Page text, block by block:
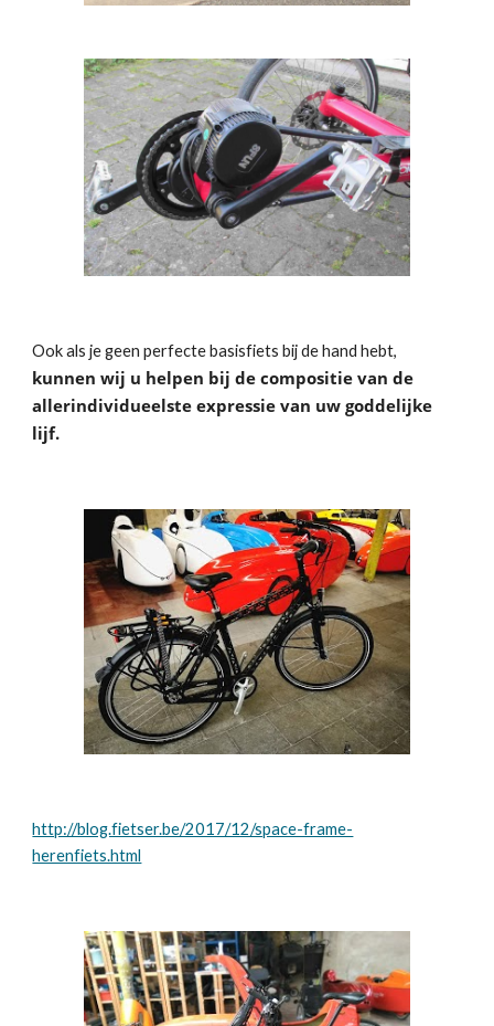
kunnen wij u helpen bij de compositie van de
allerindividueelste expressie van uw goddelijke
lijf.
http://blog.fietser.be/2017/12/space-frame-
herenfiets.html